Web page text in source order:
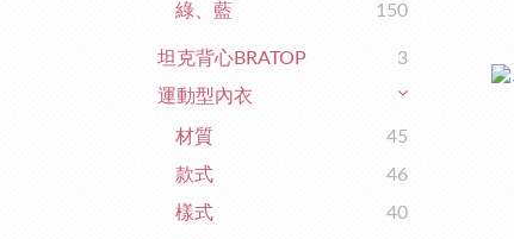
綠、藍 150
坦克背心BRATOP
3
運動型內衣
材質
45
款式
46
樣式
40